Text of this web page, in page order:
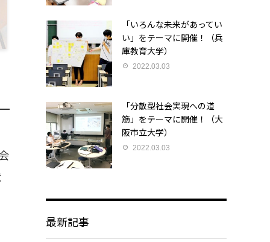
「いろんな未来があってい
い」をテーマに開催！（兵
庫教育大学）
2022.03.03
「分散型社会実現への道
筋」をテーマに開催！（大
阪市立大学）
2022.03.03
最新記事